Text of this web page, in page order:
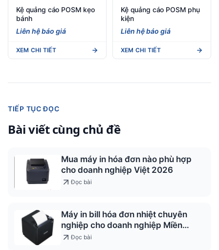
Kệ quảng cáo POSM kẹo
bánh
Liên hệ báo giá
XEM CHI TIẾT
Kệ quảng cáo POSM phụ
kiện
Liên hệ báo giá
XEM CHI TIẾT
TIẾP TỤC ĐỌC
Bài viết cùng chủ đề
Mua máy in hóa đơn nào phù hợp
cho doanh nghiệp Việt 2026
Đọc bài
Máy in bill hóa đơn nhiệt chuyên
nghiệp cho doanh nghiệp Miền
Trung
Đọc bài